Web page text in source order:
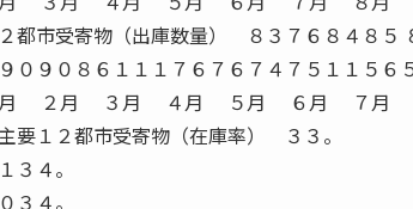
１３４。
０３４。